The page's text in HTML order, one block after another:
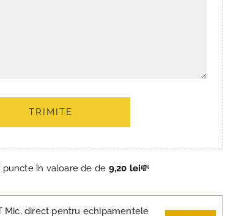
TRIMITE
puncte în valoare de de 9,20 lei💸
Mic, direct pentru echipamentele